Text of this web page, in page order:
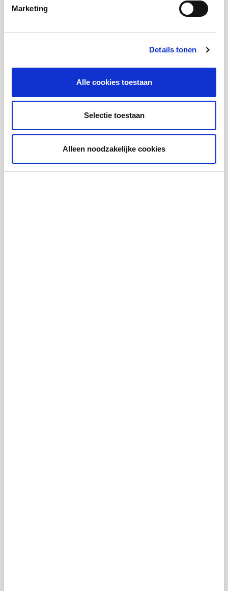
Marketing
Details tonen
Alle cookies toestaan
Selectie toestaan
Alleen noodzakelijke cookies
JPG
Sociale mediapost swipe Yara (1)